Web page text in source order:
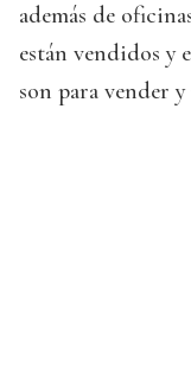
además de
están vendidos y
son para vender